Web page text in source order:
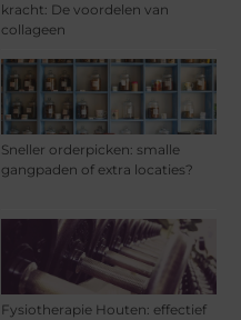
kracht: De voordelen van
collageen
Sneller orderpicken: smalle
gangpaden of extra locaties?
Fysiotherapie Houten: effectief